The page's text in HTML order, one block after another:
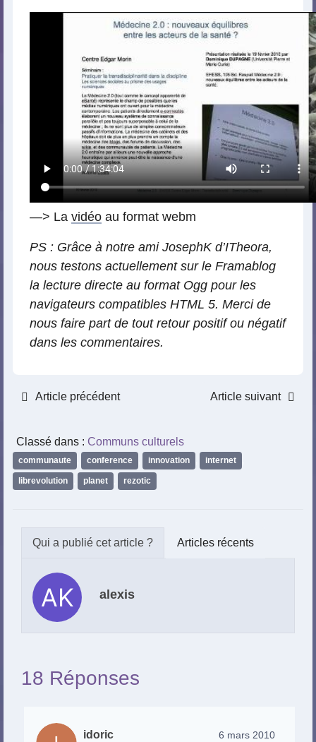
—> La vidéo au format webm
PS : Grâce à notre ami JosephK d’ITheora,
nous testons actuellement sur le Framablog
la lecture directe au format Ogg pour les
navigateurs compatibles HTML 5. Merci de
nous faire part de tout retour positif ou négatif
dans les commentaires.
Article précédent Article suivant
Classé dans : Communs culturels
communaute conference innovation internet
librevolution planet rezotic
Articles récents
alexis
18 Réponses
idoric 6 mars 2010